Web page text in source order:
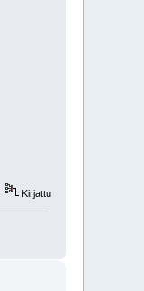
Kirjattu